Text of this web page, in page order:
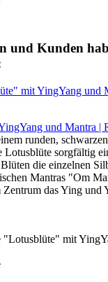
und Kunden
und Mantra |
runden,
Lotusblüte sorgfältig
die einzelnen
Mantras "Om
das Ying und